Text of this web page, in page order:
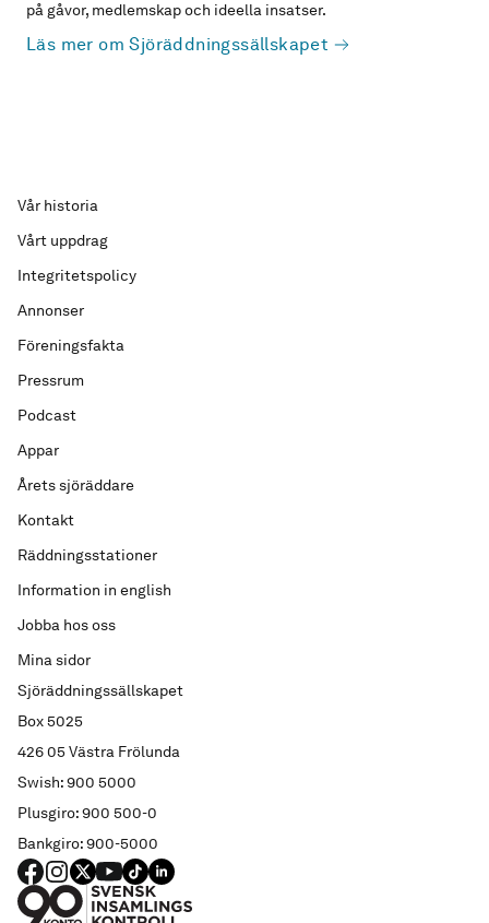
på gåvor, medlemskap och ideella insatser.
Läs mer om Sjöräddningssällskapet
Sjöräddningssällskapet
Box 5025
426 05 Västra Frölunda
Swish: 900 5000
Plusgiro: 900 500-0
Bankgiro: 900-5000
Vår historia
Vårt uppdrag
Integritetspolicy
Annonser
Föreningsfakta
Pressrum
Podcast
Appar
Årets sjöräddare
Kontakt
Räddningsstationer
Information in english
Jobba hos oss
Mina sidor
FACEBOOK
Instagram
X YouTube
TIKTOKLINKED IN